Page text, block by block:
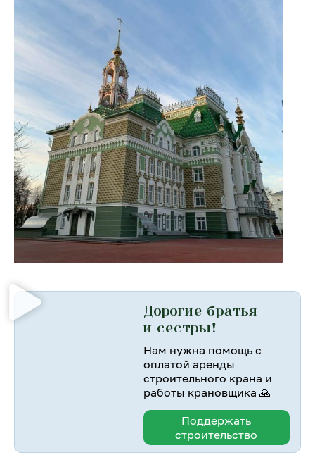
Дорогие братья
и сестры!
Нам нужна помощь с
оплатой аренды
строительного крана и
работы крановщика 🙏
Поддержать
строительство